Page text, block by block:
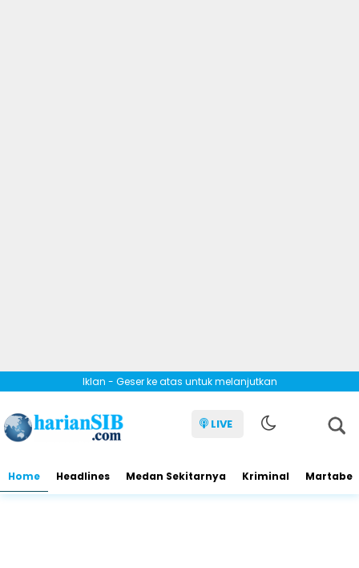
Iklan - Geser ke atas untuk melanjutkan
LIVE
Home Headlines Medan Sekitarnya Kriminal Martabe